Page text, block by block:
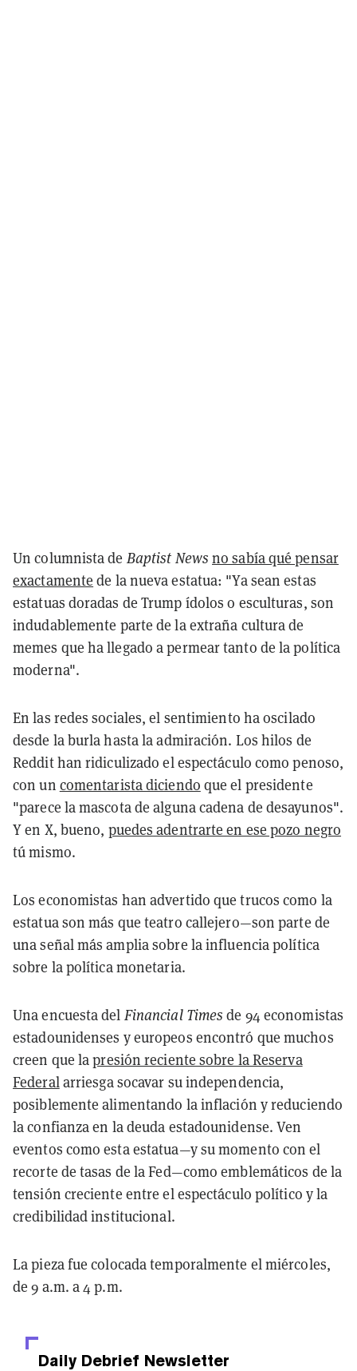
Un columnista de Baptist News no sabía qué pensar
exactamente de la nueva estatua: "Ya sean estas
estatuas doradas de Trump ídolos o esculturas, son
indudablemente parte de la extraña cultura de
memes que ha llegado a permear tanto de la política
moderna".
En las redes sociales, el sentimiento ha oscilado
desde la burla hasta la admiración. Los hilos de
Reddit han ridiculizado el espectáculo como penoso,
con un comentarista diciendo que el presidente
"parece la mascota de alguna cadena de desayunos".
Y en X, bueno, puedes adentrarte en ese pozo negro
tú mismo.
Los economistas han advertido que trucos como la
estatua son más que teatro callejero—son parte de
una señal más amplia sobre la influencia política
sobre la política monetaria.
Una encuesta del Financial Times de 94 economistas
estadounidenses y europeos encontró que muchos
creen que lapresión reciente sobre la Reserva
Federalarriesga socavar su independencia,
posiblemente alimentando la inflación y reduciendo
la confianza en la deuda estadounidense. Ven
eventos como esta estatua—y su momento con el
recorte de tasas de la Fed—como emblemáticos de la
tensión creciente entre el espectáculo político y la
credibilidad institucional.
La pieza fue colocada temporalmente el miércoles,
de 9 a.m. a 4 p.m.
Daily Debrief Newsletter